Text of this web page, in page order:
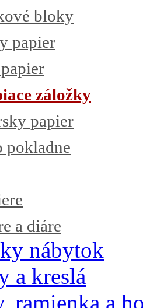
bloky
papier
záložky
papier
pokladne
a diáre
nábytok
a kreslá
ramienka a